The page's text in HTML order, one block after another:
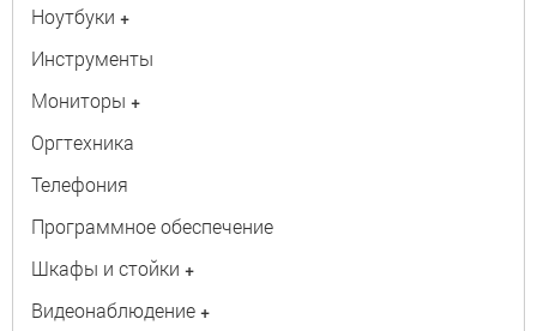
Ноутбуки +
Инструменты
Мониторы +
Оргтехника
Телефония
Программное обеспечение
Шкафы и стойки +
Видеонаблюдение +